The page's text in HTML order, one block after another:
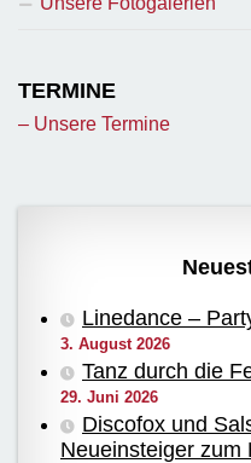
TERMINE
– Unsere Termine
Linedance –
3. August 2026
Tanz durch die
29. Juni 2026
Discofox und
Neueinsteiger zum